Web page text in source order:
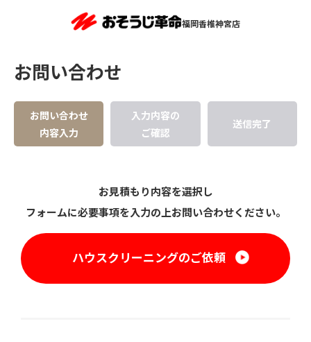
福岡香椎神宮店
お問い合わせ
お問い合わせ
内容入力
入力内容の
ご確認
送信完了
お見積もり内容を選択し
フォームに必要事項を入力の上お問い合わせください。
ハウスクリーニングのご依頼